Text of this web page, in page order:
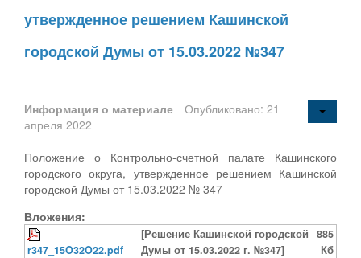
утвержденное решением Кашинской
городской Думы от 15.03.2022 №347
Информация о материале
Опубликовано: 21
апреля 2022
Положение о Контрольно-счетной палате Кашинского
городского округа, утвержденное решением Кашинской
городской Думы от 15.03.2022 № 347
Вложения:
r347_15O32O22.pdf
[Решение Кашинской городской
Думы от 15.03.2022 г. №347]
885
Кб